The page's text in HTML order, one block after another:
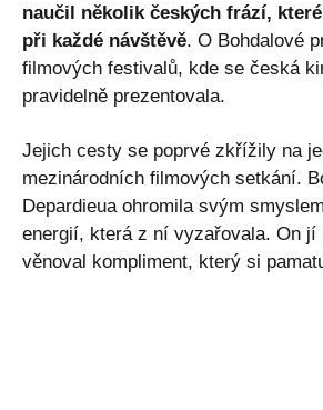
naučil několik českých frází,
při každé návštěvě. O Bohdalové
filmových festivalů, kde se česká
pravidelně prezentovala.
Jejich cesty se poprvé zkřížily na
mezinárodních filmových setkání.
Depardieua ohromila svým
energií, která z ní vyzařovala. On jí
věnoval kompliment, který si